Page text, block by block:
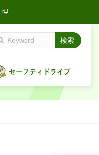
セーフティドライブ